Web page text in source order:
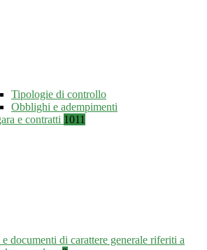
Tipologie di controllo
Obblighi e adempimenti
e contratti 1011
documenti di carattere generale riferiti a